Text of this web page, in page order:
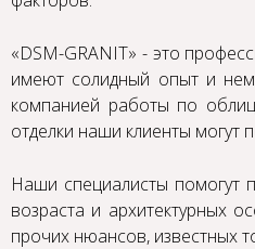
«DSM-GRANIT» - это
имеют солидный опыт и
компанией работы по
отделки наши клиенты могут
Наши специалисты помогут
возраста и архитектурных
прочих нюансов, известных